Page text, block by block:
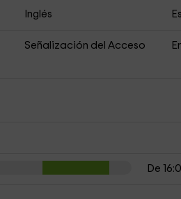
Inglés
Señalización del Acceso
De